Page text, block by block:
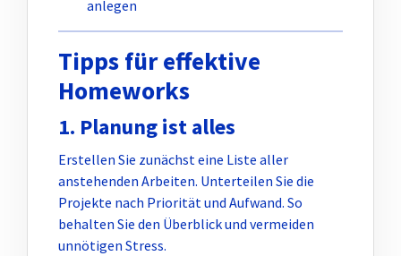
anlegen
Tipps für effektive
Homeworks
1. Planung ist alles
Erstellen Sie zunächst eine Liste aller
anstehenden Arbeiten. Unterteilen Sie die
Projekte nach Priorität und Aufwand. So
behalten Sie den Überblick und vermeiden
unnötigen Stress.